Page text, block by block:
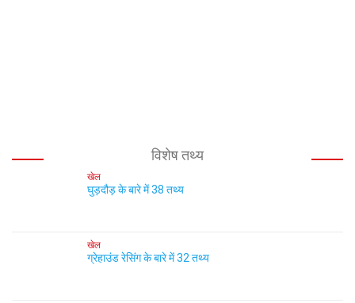
विशेष तथ्य
खेल
घुड़दौड़ के बारे में 38 तथ्य
खेल
ग्रेहाउंड रेसिंग के बारे में 32 तथ्य